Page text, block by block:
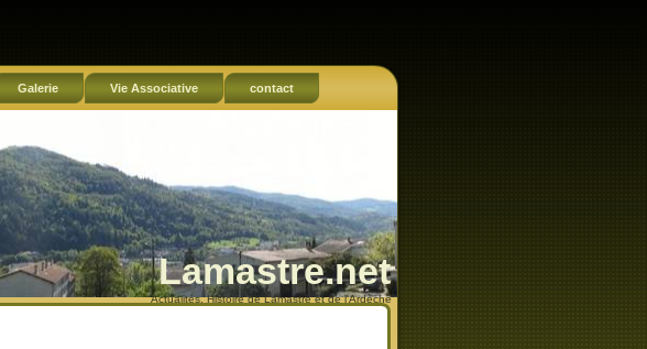
Galerie Vie Associative contact
Lamastre.net
Actualités, Histoire de Lamastre et de l'Ardèche